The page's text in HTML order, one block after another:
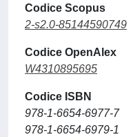
Codice Scopus
2-s2.0-85144590749
Codice OpenAlex
W4310895695
Codice ISBN
978-1-6654-6977-7
978-1-6654-6979-1